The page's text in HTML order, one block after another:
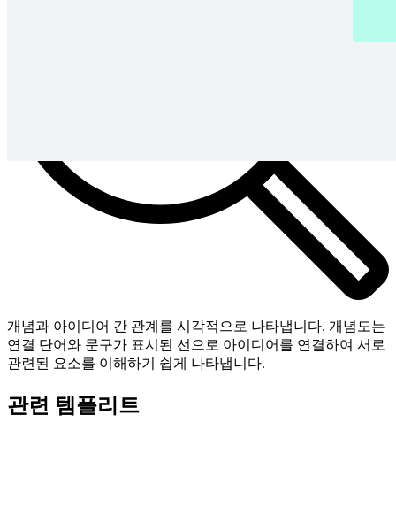
개념과 아이디어 간 관계를 시각적으로 나타냅니다. 개념도는
연결 단어와 문구가 표시된 선으로 아이디어를 연결하여 서로
관련된 요소를 이해하기 쉽게 나타냅니다.
관련 템플리트